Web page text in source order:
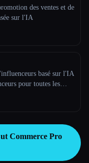
des ventes et de
sur l'IA
basé sur l'IA
pour toutes les
Commerce Pro